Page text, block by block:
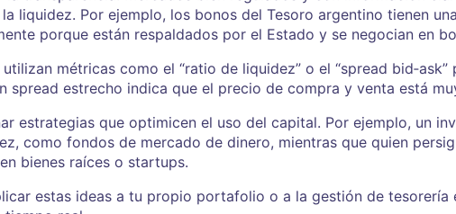
liquidez. Por ejemplo, los bonos del Tesoro argentino tienen
porque están respaldados por el Estado y se negocian en
métricas como el “ratio de liquidez” o el “spread
spread estrecho indica que el precio de compra y venta está
estrategias que optimicen el uso del capital. Por ejemplo, un
como fondos de mercado de dinero, mientras que quien
bienes raíces o startups.
estas ideas a tu propio portafolio o a la gestión de tesorería